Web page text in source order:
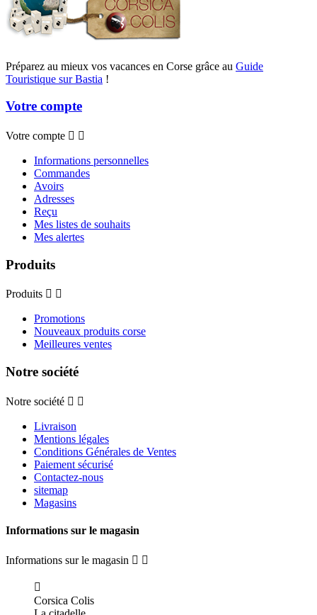
Préparez au mieux vos vacances en Corse grâce au Guide
Touristique sur Bastia !
Votre compte
Votre compte  
Informations personnelles
Commandes
Avoirs
Adresses
Reçu
Mes listes de souhaits
Mes alertes
Produits
Produits  
Promotions
Nouveaux produits corse
Meilleures ventes
Notre société
Notre société  
Livraison
Mentions légales
Conditions Générales de Ventes
Paiement sécurisé
Contactez-nous
sitemap
Magasins
Informations sur le magasin
Informations sur le magasin  

Corsica Colis